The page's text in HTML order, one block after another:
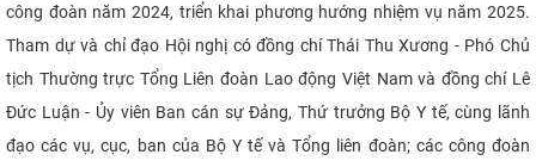
KHOA HỌC CÔNG NGHỆ
HTQT
CỰU NGƯỜI HỌC
công đoàn năm 2024, triển khai phương hướng nhiệm vụ năm 2025.
Tham dự và chỉ đạo Hội nghị có đồng chí Thái Thu Xương - Phó Chủ
tịch Thường trực Tổng Liên đoàn Lao động Việt Nam và đồng chí Lê
Đức Luận - Ủy viên Ban cán sự Đảng, Thứ trưởng Bộ Y tế, cùng lãnh
đạo các vụ, cục, ban của Bộ Y tế và Tổng liên đoàn; các công đoàn